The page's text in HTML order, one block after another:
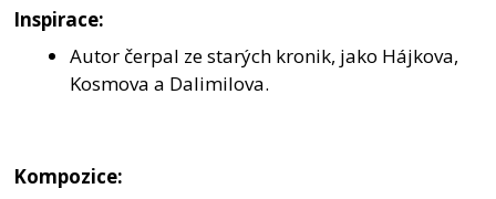
Inspirace:
Autor čerpal ze starých kronik, jako Hájkova,
Kosmova a Dalimilova.
Kompozice: